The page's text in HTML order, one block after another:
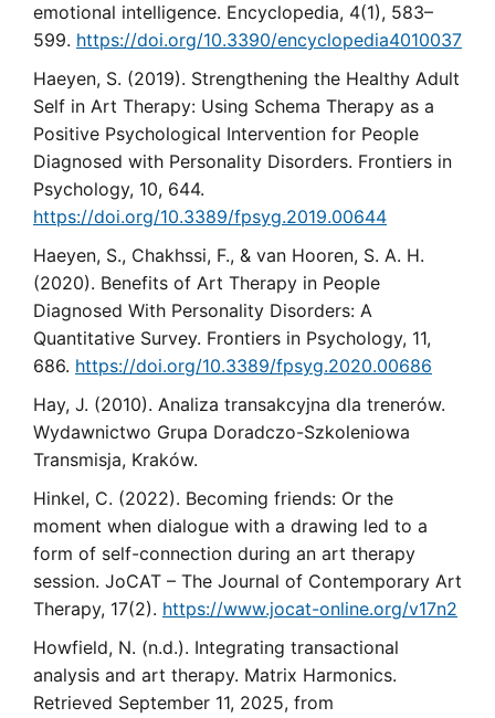
emotional intelligence. Encyclopedia, 4(1), 583–
599. https://doi.org/10.3390/encyclopedia4010037
Haeyen, S. (2019). Strengthening the Healthy Adult
Self in Art Therapy: Using Schema Therapy as a
Positive Psychological Intervention for People
Diagnosed with Personality Disorders. Frontiers in
Psychology, 10, 644.
https://doi.org/10.3389/fpsyg.2019.00644
Haeyen, S., Chakhssi, F., & van Hooren, S. A. H.
(2020). Benefits of Art Therapy in People
Diagnosed With Personality Disorders: A
Quantitative Survey. Frontiers in Psychology, 11,
686. https://doi.org/10.3389/fpsyg.2020.00686
Hay, J. (2010). Analiza transakcyjna dla trenerów.
Wydawnictwo Grupa Doradczo-Szkoleniowa
Transmisja, Kraków.
Hinkel, C. (2022). Becoming friends: Or the
moment when dialogue with a drawing led to a
form of self-connection during an art therapy
session. JoCAT – The Journal of Contemporary Art
Therapy, 17(2). https://www.jocat-online.org/v17n2
Howfield, N. (n.d.). Integrating transactional
analysis and art therapy. Matrix Harmonics.
Retrieved September 11, 2025, from